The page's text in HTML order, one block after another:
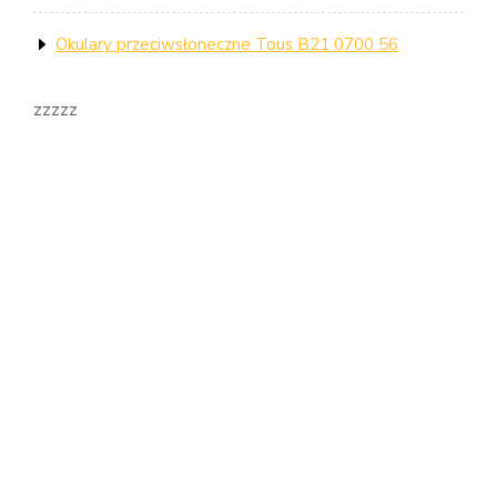
Okulary przeciwsłoneczne Tous B21 0700 56
zzzzz